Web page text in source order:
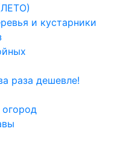
и кустарники
раза дешевле!
огород